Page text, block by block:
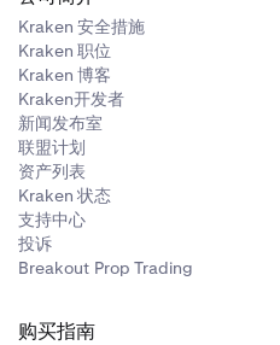
Kraken 安全措施
Kraken 职位
Kraken 博客
Kraken开发者
新闻发布室
联盟计划
资产列表
Kraken 状态
支持中心
投诉
Breakout Prop Trading
购买指南